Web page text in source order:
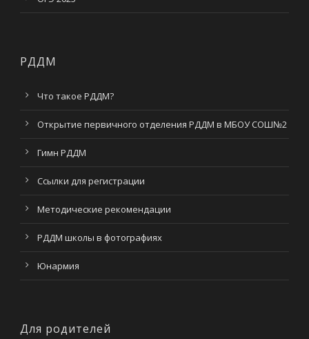
РДДМ
Что такое РДДМ?
Открытие первичного отделения РДДМ в МБОУ СОШ№2
Гимн РДДМ
Ссылки для регистрации
Методические рекомендации
РДДМ школы в фотографиях
Юнармия
Для родителей